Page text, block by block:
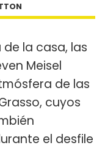
la casa, las
Meisel
de las
cuyos
el desfile